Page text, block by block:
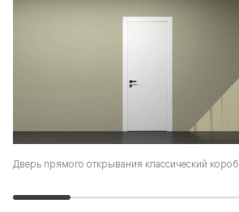
Дверь прямого открывания классический короб